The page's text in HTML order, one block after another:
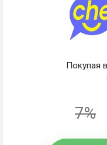
Кэшбэк
работа со
Кэшбэк -
от других
Промокод-
Покупая в
7%